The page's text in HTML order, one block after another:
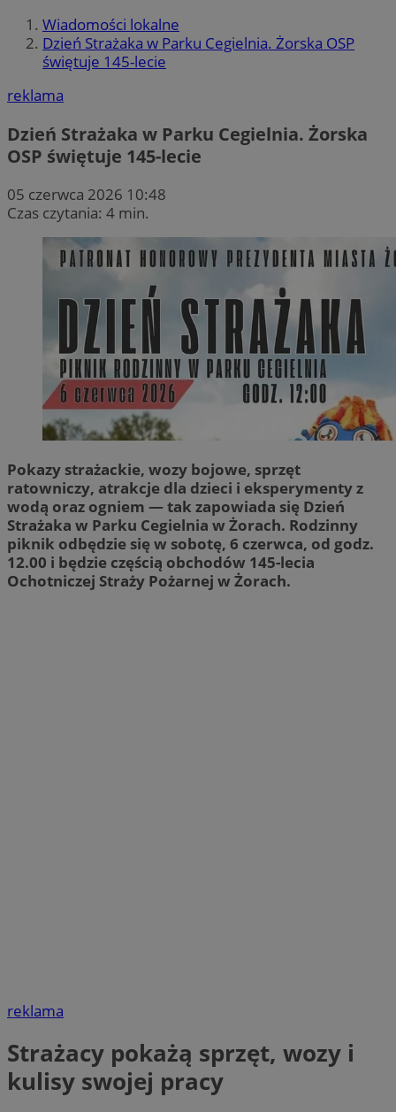
Wiadomości lokalne
Dzień Strażaka w Parku Cegielnia. Żorska OSP
świętuje 145-lecie
reklama
Dzień Strażaka w Parku Cegielnia. Żorska
OSP świętuje 145-lecie
05 czerwca 2026 10:48
Czas czytania: 4 min.
Pokazy strażackie, wozy bojowe, sprzęt
ratowniczy, atrakcje dla dzieci i eksperymenty z
wodą oraz ogniem — tak zapowiada się Dzień
Strażaka w Parku Cegielnia w Żorach. Rodzinny
piknik odbędzie się w sobotę, 6 czerwca, od godz.
12.00 i będzie częścią obchodów 145-lecia
Ochotniczej Straży Pożarnej w Żorach.
reklama
Strażacy pokażą sprzęt, wozy i
kulisy swojej pracy